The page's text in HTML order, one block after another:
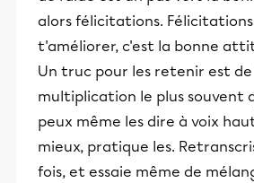
alors félicitations. Félicitations
t'améliorer, c'est la bonne
Un truc pour les retenir est
multiplication le plus souvent
peux même les dire à voix
mieux, pratique les.
fois, et essaie même de